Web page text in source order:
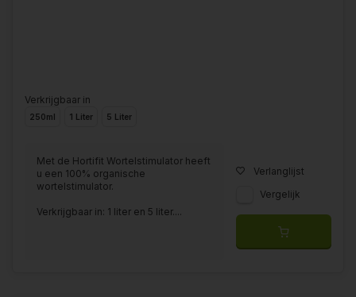
Verkrijgbaar in
250ml 1 Liter 5 Liter
Met de Hortifit Wortelstimulator heeft
u een 100% organische
wortelstimulator.
Verkrijgbaar in: 1 liter en 5 liter....
Verlanglijst
Vergelijk